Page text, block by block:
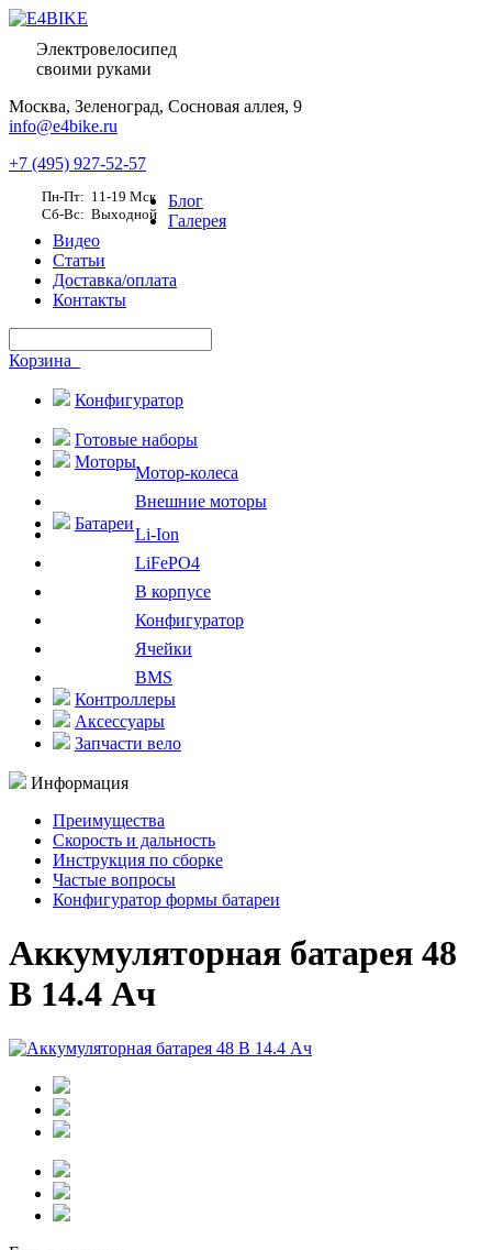
Электровелосипед
своими руками
Москва, Зеленоград, Сосновая аллея, 9
info@e4bike.ru
+7 (495) 927-52-57
Пн-Пт: 11-19 Мск
Сб-Вс: Выходной
Блог
Галерея
Видео
Статьи
Доставка/оплата
Контакты
Корзина
Конфигуратор
Готовые наборы
Моторы
Мотор-колеса
Внешние моторы
Батареи
Li-Ion
LiFePO4
В корпусе
Конфигуратор
Ячейки
BMS
Контроллеры
Аксессуары
Запчасти вело
Информация
Преимущества
Скорость и дальность
Инструкция по сборке
Частые вопросы
Конфигуратор формы батареи
Аккумуляторная батарея 48
В 14.4 Ач